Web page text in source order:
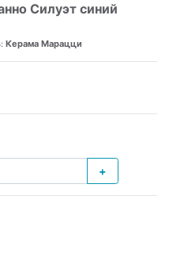
Силуэт синий
Керама Марацци
+